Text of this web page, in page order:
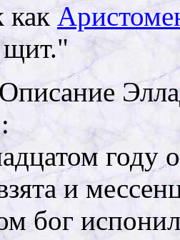
как
щит."
году
и
бог